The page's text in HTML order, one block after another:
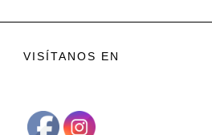
VISÍTANOS EN